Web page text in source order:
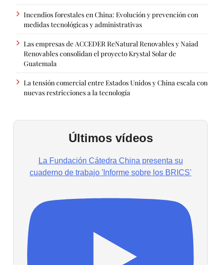
Incendios forestales en China: Evolución y prevención con
medidas tecnológicas y administrativas
Las empresas de ACCEDER ReNatural Renovables y Naiad
Renovables consolidan el proyecto Krystal Solar de
Guatemala
La tensión comercial entre Estados Unidos y China escala con
nuevas restricciones a la tecnología
Últimos vídeos
La Fundación Cátedra China presenta su
cuaderno de trabajo 'Informe sobre los BRICS'